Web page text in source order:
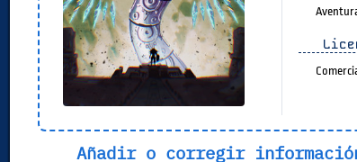
Añadir o corregir